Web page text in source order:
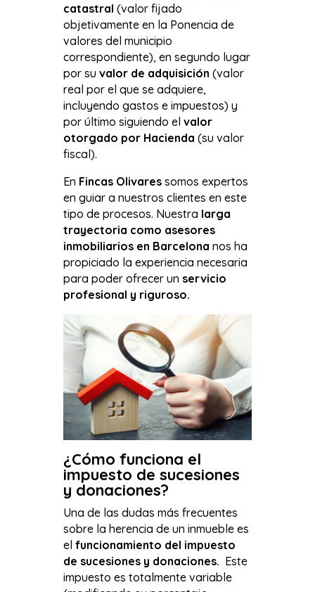
catastral (valor fijado
objetivamente en la Ponencia de
valores del municipio
correspondiente), en segundo lugar
por su valor de adquisición (valor
real por el que se adquiere,
incluyendo gastos e impuestos) y
por último siguiendo el valor
otorgado por Hacienda (su valor
fiscal).
En Fincas Olivaressomos expertos
en guiar a nuestros clientes en este
tipo de procesos. Nuestra larga
trayectoria como asesores
inmobiliarios en Barcelona nos ha
propiciado la experiencia necesaria
para poder ofrecer un servicio
profesional y riguroso.
¿Cómo funciona el
impuesto de sucesiones
y donaciones?
Una de las dudas más frecuentes
sobre la herencia de un inmueble es
el funcionamiento del impuesto
de sucesiones y donaciones. Este
impuesto es totalmente variable